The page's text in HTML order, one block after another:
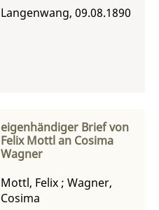
Langenwang, 09.08.1890
eigenhändiger Brief von
Felix Mottl an Cosima
Wagner
Mottl, Felix ; Wagner,
Cosima